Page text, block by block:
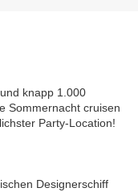
knapp 1.000
Sommernacht cruisen
Party-Location!
Designerschiff